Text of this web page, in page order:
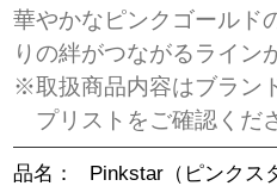
華やかなピンクゴールド
りの絆がつながるライン
※取扱商品内容はブラン
プリストをご確認くだ
品名：
Pinkstar（ピンクス